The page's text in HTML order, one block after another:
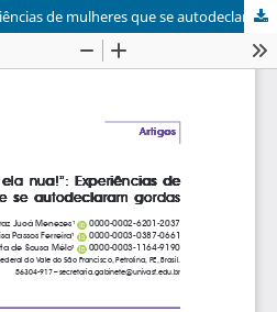
“Imagina ela nua!”: Experiências de mulheres que se autodeclaram gordas